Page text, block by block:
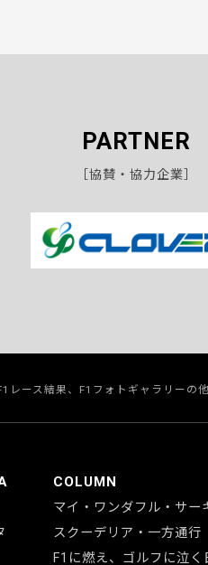
PARTNER
［協賛・協力企業］
ース結果、F1フォトギャラリーの
COLUMN
マイ・ワンダフル・サー
スクーデリア・一方通行
F1に燃え、ゴルフに泣く